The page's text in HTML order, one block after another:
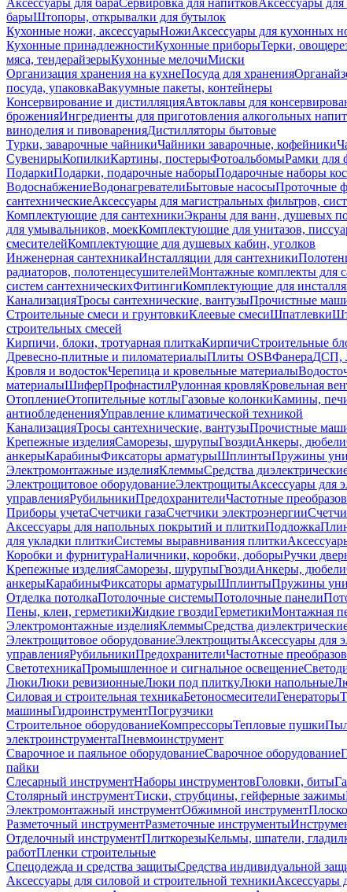
Аксессуары для бараСервировка для напитковАксессуары
барыШтопоры, открывалки для бутылок
Кухонные ножи, аксессуарыНожиАксессуары для кухонных
Кухонные принадлежностиКухонные приборыТерки,
мяса, тендерайзерыКухонные мелочиМиски
Организация хранения на кухнеПосуда для хранения
посуда, упаковкаВакуумные пакеты, контейнеры
Консервирование и дистилляцияАвтоклавы для
броженияИнгредиенты для приготовления алкогольных
виноделия и пивоваренияДистилляторы бытовые
Турки, заварочные чайникиЧайники заварочные, кофейники
СувенирыКопилкиКартины, постерыФотоальбомыРамки для
ПодаркиПодарки, подарочные наборыПодарочные наборы
ВодоснабжениеВодонагревателиБытовые насосыПроточные
сантехническиеАксессуары для магистральных фильтров,
Комплектующие для сантехникиЭкраны для ванн, душевых
для умывальников, моекКомплектующие для унитазов,
смесителейКомплектующие для душевых кабин, уголков
Инженерная сантехникаИнсталляции для сантехники
радиаторов, полотенцесушителейМонтажные комплекты для
систем сантехническихФитингиКомплектующие для
КанализацияТросы сантехнические, вантузыПрочистные
Строительные смеси и грунтовкиКлеевые смесиШпатлевки
строительных смесей
Кирпичи, блоки, тротуарная плиткаКирпичиСтроительные
Древесно-плитные и пиломатериалыПлиты OSBФанераДСП,
Кровля и водостокЧерепица и кровельные материалы
материалыШиферПрофнастилРулонная кровляКровельная
ОтоплениеОтопительные котлыГазовые колонкиКамины,
антиобледененияУправление климатической техникой
КанализацияТросы сантехнические, вантузыПрочистные
Крепежные изделияСаморезы, шурупыГвоздиАнкеры, дюбели
анкерыКарабиныФиксаторы арматурыШплинтыПружины
Электромонтажные изделияКлеммыСредства
Электрощитовое оборудованиеЭлектрощитыАксессуары для
управленияРубильникиПредохранителиЧастотные
Приборы учетаСчетчики газаСчетчики электроэнергии
Аксессуары для напольных покрытий и плиткиПодложка
для укладки плиткиСистемы выравнивания плитки
Коробки и фурнитураНаличники, коробки, доборыРучки
Крепежные изделияСаморезы, шурупыГвоздиАнкеры, дюбели
анкерыКарабиныФиксаторы арматурыШплинтыПружины
Отделка потолкаПотолочные системыПотолочные панели
Пены, клеи, герметикиЖидкие гвоздиГерметикиМонтажная
Электромонтажные изделияКлеммыСредства
Электрощитовое оборудованиеЭлектрощитыАксессуары для
управленияРубильникиПредохранителиЧастотные
СветотехникаПромышленное и сигнальное освещение
ЛюкиЛюки ревизионныеЛюки под плиткуЛюки напольные
Силовая и строительная техникаБетоносмесителиГенераторы
машиныГидроинструментПогрузчики
Строительное оборудованиеКомпрессорыТепловые пушки
электроинструментаПневмоинструмент
Сварочное и паяльное оборудованиеСварочное оборудование
пайки
Слесарный инструментНаборы инструментовГоловки, биты
Столярный инструментТиски, струбцины, гейферные зажимы
Электромонтажный инструментОбжимной инструмент
Разметочный инструментРазметочные инструменты
Отделочный инструментПлиткорезыКельмы, шпатели,
работПленки строительные
Спецодежда и средства защитыСредства индивидуальной
Аксессуары для силовой и строительной техникиАксессуары